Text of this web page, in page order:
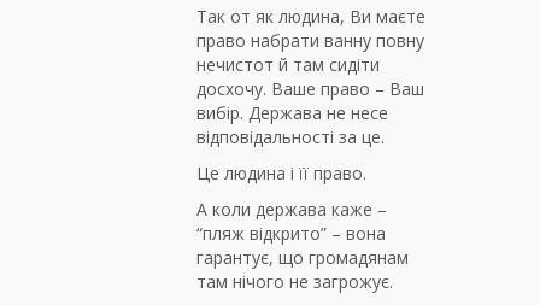
Так от як людина, Ви маєте
право набрати ванну повну
нечистот й там сидіти
досхочу. Ваше право – Ваш
вибір. Держава не несе
відповідальності за це.
Це людина і її право.
А коли держава каже –
“пляж відкрито” – вона
гарантує, що громадянам
там нічого не загрожує.